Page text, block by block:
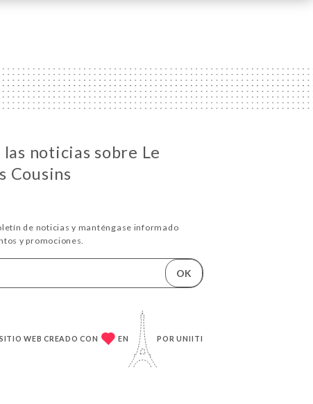
noticias sobre Le
Cousins
de noticias y manténgase informado
y promociones.
OK
SITIO WEB CREADO CON EN PORUNIITI